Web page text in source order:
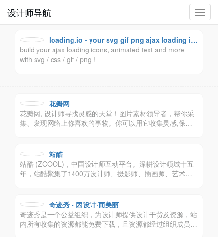
切
换
设计师导航
loading.io - your svg gif png ajax loading ic
ons and animation generator
build your ajax loading icons, animated text and more
with svg / css / gif / png !
花瓣网
花瓣网, 设计师寻找灵感的天堂！图片素材领导者，帮你采
集、发现网络上你喜欢的事物。你可以用它收集灵感,保存
站酷
站酷 (ZCOOL)，中国设计师互动平台。深耕设计领域十五
年，站酷聚集了1400万设计师、摄影师、插画师、艺术
奇迹秀 - 因设计·而美丽
奇迹秀是一个公益组织，为设计师提供设计干货及资源，站
内所有收集的资源都能免费下载，且资源都经过组织成员测